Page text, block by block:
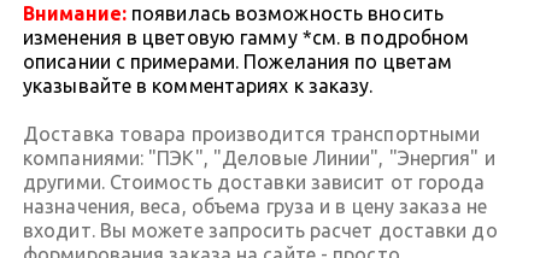
Внимание: появилась возможность вносить
изменения в цветовую гамму *см. в подробном
описании с примерами. Пожелания по цветам
указывайте в комментариях к заказу.
Доставка товара производится транспортными
компаниями: "ПЭК", "Деловые Линии", "Энергия" и
другими. Стоимость доставки зависит от города
назначения, веса, объема груза и в цену заказа не
входит. Вы можете запросить расчет доставки до